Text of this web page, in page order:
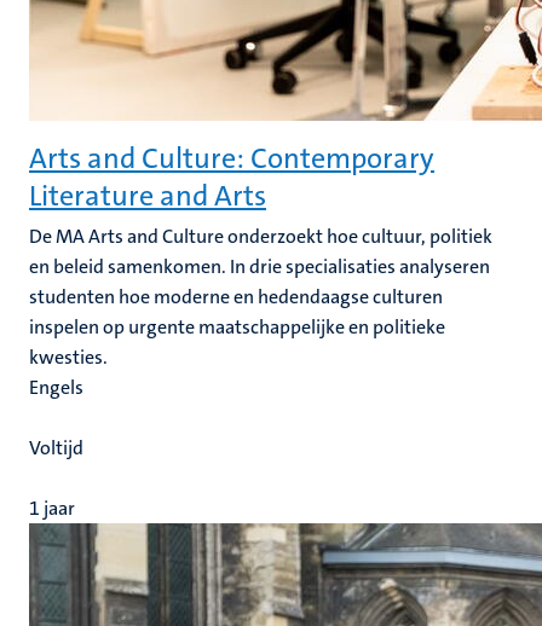
Arts and Culture: Contemporary
Literature and Arts
De MA Arts and Culture onderzoekt hoe cultuur, politiek
en beleid samenkomen. In drie specialisaties analyseren
studenten hoe moderne en hedendaagse culturen
inspelen op urgente maatschappelijke en politieke
kwesties.
Engels
Voltijd
1 jaar